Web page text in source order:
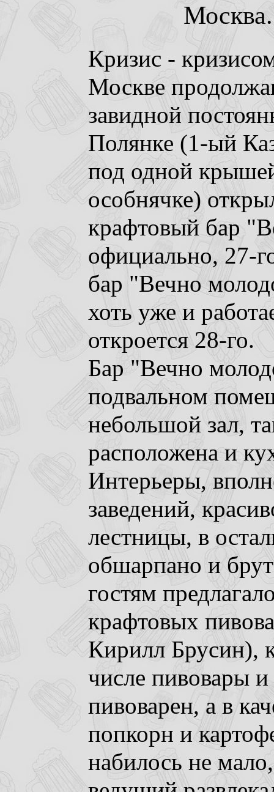
Кризис -
Москве
завидной
Полянке (1-ый
под одной
особнячке)
крафтовый бар
официально, 27-
бар "Вечно
хоть уже и
откроется 28-го.
Бар "Вечно
подвальном
небольшой зал,
расположена и
Интерьеры,
заведений,
лестницы, в
обшарпано и
гостям
крафтовых
Кирилл Брусин),
числе пивовары и
пивоварен, а в
попкорн и
набилось не